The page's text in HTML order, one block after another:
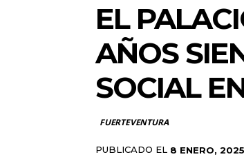
EL
AÑOS
SOCIAL
FUERTEVENTURA
PUBLICADO EL 8 ENERO, 2025